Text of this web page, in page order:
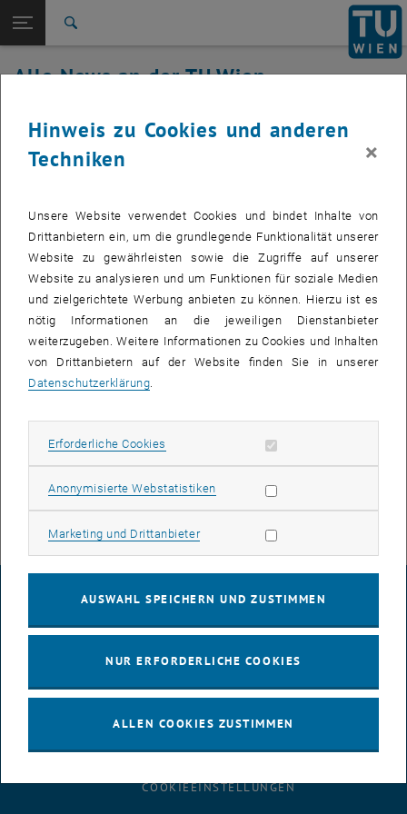
TU Login
Quicklinks
Quicklinks-Menü umschalten
Studium
International
Zur 1. Menü Ebene
Alle News
Zurück: Subseiten von TU Wien Startseite auflisten
Zurück zur letzten Ebene:
TU Wien Startseite
Alle News an der TU Wien
21. Dezember 2020
Dringende Sicherheitsupdates
Uhr
Montag, den 21.12.2020 ab 16h müssen auf der
Virtualisierungsplattform des Authentifizierungsservices
dringend wichtige Updates eingespielt werden. Die
Authentifizierung selbst wird dabei nicht beeinträchtigt, es
wird aber die Funktionalität der TUaccount-
Passwortänderung vorübergehend nicht zur Verfügung
Serviceunterbrechungen kommen, bitten wir die
Unannehmlichkeiten zu entschuldigen.
IMPRESSUM
BARRIEREFREIHEITSERKLÄRUNG
DATENSCHUTZERKLÄRUNG (PDF)
COOKIEEINSTELLUNGEN
Hinweis zu Cookies und anderen
Techniken
×
Unsere Website verwendet Cookies und bindet Inhalte von
Drittanbietern ein, um die grundlegende Funktionalität unserer
Website zu gewährleisten sowie die Zugriffe auf unserer
Website zu analysieren und um Funktionen für soziale Medien
und zielgerichtete Werbung anbieten zu können. Hierzu ist es
nötig Informationen an die jeweiligen Dienstanbieter
weiterzugeben. Weitere Informationen zu Cookies und Inhalten
von Drittanbietern auf der Website finden Sie in unserer
Datenschutzerklärung.
Erforderliche Cookies Erforderliche Cookies zulassen
Anonymisierte WebstatistikenStatistik Cookies zulassen
Marketing und DrittanbieterMarketing Cookies zulassen
AUSWAHL SPEICHERN UND ZUSTIMMEN
NUR ERFORDERLICHE COOKIES
ALLEN COOKIES ZUSTIMMEN